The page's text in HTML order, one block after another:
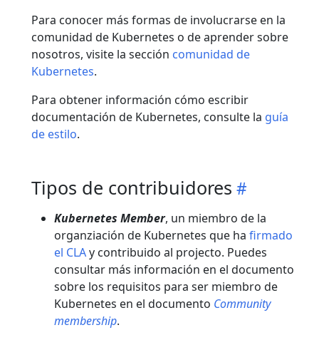
Para conocer más formas de involucrarse en la
comunidad de Kubernetes o de aprender sobre
nosotros, visite la sección comunidad de
Kubernetes.
Para obtener información cómo escribir
documentación de Kubernetes, consulte la guía
de estilo.
Tipos de contribuidores
Kubernetes Member, un miembro de la
organziación de Kubernetes que ha firmado
el CLAy contribuido al projecto. Puedes
consultar más información en el documento
sobre los requisitos para ser miembro de
Kubernetes en el documento Community
membership.